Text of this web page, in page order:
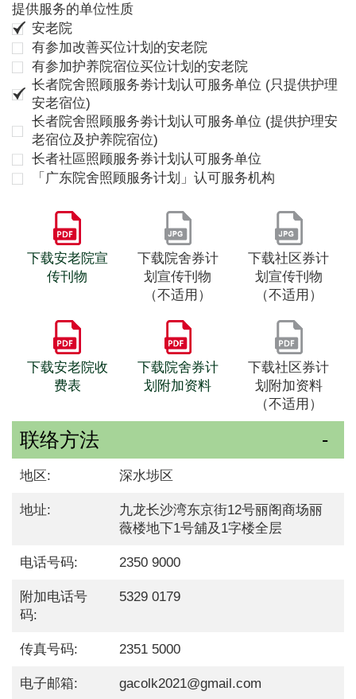
提供服务的单位性质
安老院
有参加改善买位计划的安老院
有参加护养院宿位买位计划的安老院
长者院舍照顾服务劵计划认可服务单位 (只提供护理
安老宿位)
长者院舍照顾服务劵计划认可服务单位 (提供护理安
老宿位及护养院宿位)
长者社區照顾服务券计划认可服务单位
「广东院舍照顾服务计划」认可服务机构
下载安老院宣
传刊物
下载院舍券计
划宣传刊物
（不适用）
下载社区券计
划宣传刊物
（不适用）
下载安老院收
费表
下载院舍券计
划附加资料
下载社区券计
划附加资料
（不适用）
联络方法
地区: 深水埗区
地址:
九龙长沙湾东京街12号丽阁商场丽
薇楼地下1号舖及1字楼全层
电话号码: 2350 9000
附加电话号
码:
5329 0179
传真号码: 2351 5000
电子邮箱: gacolk2021@gmail.com